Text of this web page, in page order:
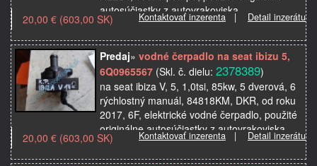
autosúčiastky z autovrakoviska
Kontaktovať inzerenta | Detail inzerátu
20,00 € (603,00 SK)
Predaj» vodné čerpadlo na seat ibizu 5,
6Q0965567 (Skl. č. dielu: 2378389)
na seat ibiza V, 5, 1,0tsi, 85kw, 5 dverová, 6
rýchlostný manuál, 84818KM, DKR, od roku
2017, 6F, elektrické vodné čerpadlo, použité
originálne autosúčiastky z autovrakoviska
Kontaktovať inzerenta | Detail inzerátu
20,00 € (603,00 SK)